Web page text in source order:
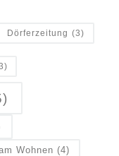
Dörferzeitung (3)
Wohnen (4)